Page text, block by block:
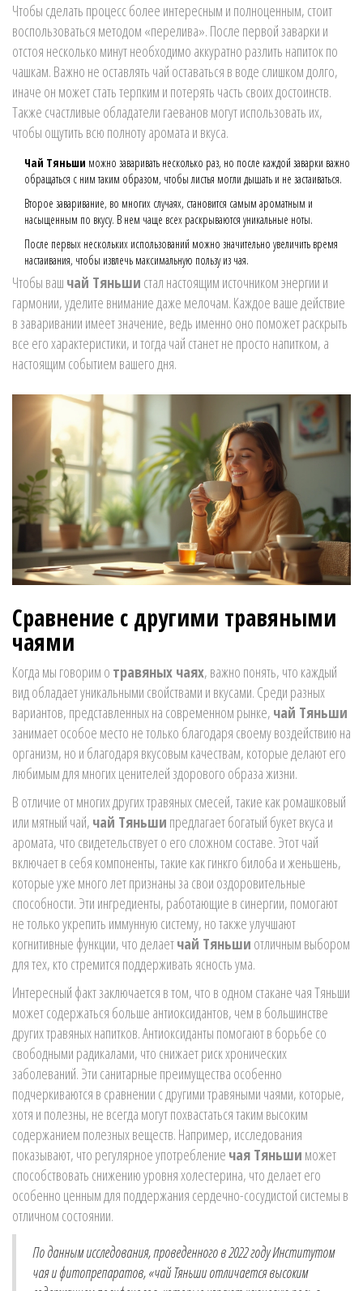
Чтобы сделать процесс более интересным и полноценным, стоит
воспользоваться методом «перелива». После первой заварки и
отстоя несколько минут необходимо аккуратно разлить напиток по
чашкам. Важно не оставлять чай оставаться в воде слишком долго,
иначе он может стать терпким и потерять часть своих достоинств.
Также счастливые обладатели гаеванов могут использовать их,
чтобы ощутить всю полноту аромата и вкуса.
Чай Тяньши можно заваривать несколько раз, но после каждой заварки важно
обращаться с ним таким образом, чтобы листья могли дышать и не застаиваться.
Второе заваривание, во многих случаях, становится самым ароматным и
насыщенным по вкусу. В нем чаще всех раскрываются уникальные ноты.
После первых нескольких использований можно значительно увеличить время
настаивания, чтобы извлечь максимальную пользу из чая.
Чтобы ваш чай Тяньши стал настоящим источником энергии и
гармонии, уделите внимание даже мелочам. Каждое ваше действие
в заваривании имеет значение, ведь именно оно поможет раскрыть
все его характеристики, и тогда чай станет не просто напитком, а
настоящим событием вашего дня.
Сравнение с другими травяными
чаями
Когда мы говорим о травяных чаях, важно понять, что каждый
вид обладает уникальными свойствами и вкусами. Среди разных
вариантов, представленных на современном рынке, чай Тяньши
занимает особое место не только благодаря своему воздействию на
организм, но и благодаря вкусовым качествам, которые делают его
любимым для многих ценителей здорового образа жизни.
В отличие от многих других травяных смесей, такие как ромашковый
или мятный чай, чай Тяньши предлагает богатый букет вкуса и
аромата, что свидетельствует о его сложном составе. Этот чай
включает в себя компоненты, такие как гинкго билоба и женьшень,
которые уже много лет признаны за свои оздоровительные
способности. Эти ингредиенты, работающие в синергии, помогают
не только укрепить иммунную систему, но также улучшают
когнитивные функции, что делаетчай Тяньши отличным выбором
для тех, кто стремится поддерживать ясность ума.
Интересный факт заключается в том, что в одном стакане чая Тяньши
может содержаться больше антиоксидантов, чем в большинстве
других травяных напитков. Антиоксиданты помогают в борьбе со
свободными радикалами, что снижает риск хронических
заболеваний. Эти санитарные преимущества особенно
подчеркиваются в сравнении с другими травяными чаями, которые,
хотя и полезны, не всегда могут похвастаться таким высоким
содержанием полезных веществ. Например, исследования
показывают, что регулярное употребление чая Тяньши может
способствовать снижению уровня холестерина, что делает его
особенно ценным для поддержания сердечно-сосудистой системы в
отличном состоянии.
По данным исследования, проведенного в 2022 году Институтом
чая и фитопрепаратов, «чай Тяньши отличается высоким